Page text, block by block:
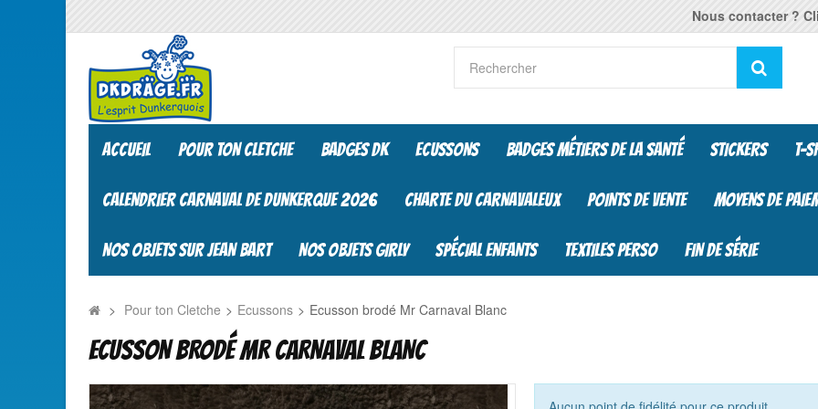
Nous contacter ?
ACCUEIL POUR TON CLETCHE BADGES DK ECUSSONS BADGES MÉTIERS DE LA SANTÉ STICKERS T-
CALENDRIER CARNAVAL DE DUNKERQUE 2026 CHARTE DU CARNAVALEUX POINTS DE VENTE MOYENS DE
NOS OBJETS SUR JEAN BART NOS OBJETS GIRLY SPÉCIAL ENFANTS TEXTILES PERSO FIN DE SÉRIE
> Pour ton Cletche > Ecussons > Ecusson brodé Mr Carnaval Blanc
ECUSSON BRODÉ MR CARNAVAL BLANC